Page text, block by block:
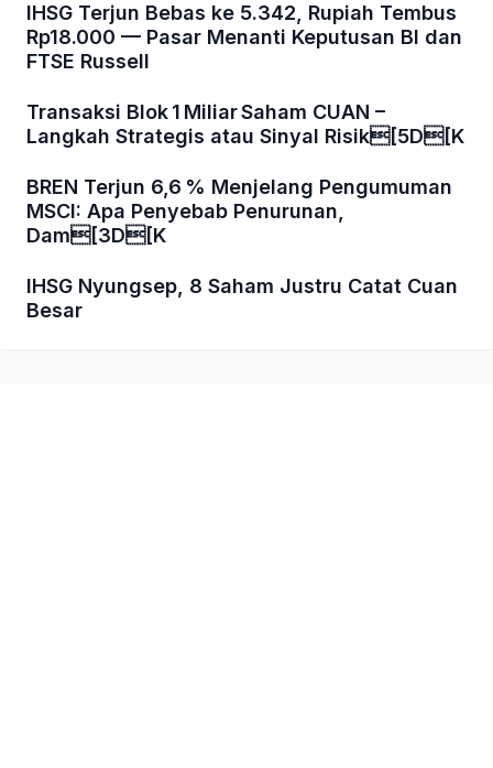
IHSG Terjun Bebas ke 5.342, Rupiah Tembus
Rp18.000 — Pasar Menanti Keputusan BI dan
FTSE Russell
Transaksi Blok 1 Miliar Saham CUAN –
Langkah Strategis atau Sinyal Risik[5D[K
BREN Terjun 6,6 % Menjelang Pengumuman
MSCI: Apa Penyebab Penurunan,
Dam[3D[K
IHSG Nyungsep, 8 Saham Justru Catat Cuan
Besar